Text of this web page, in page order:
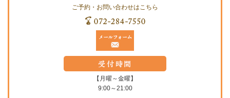
ご予約・お問い合わせはこちら
【月曜～金曜】
9:00～21:00